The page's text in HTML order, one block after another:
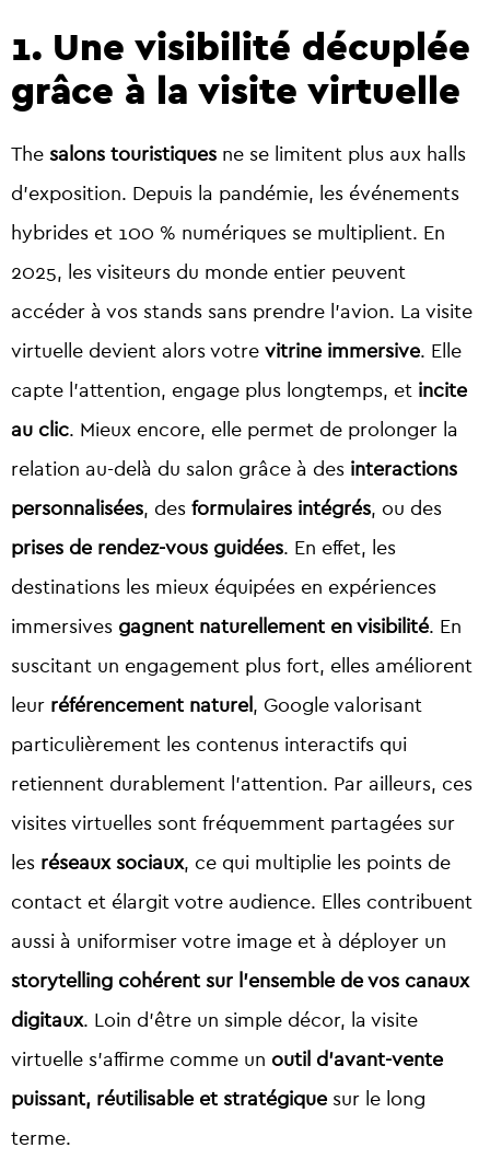
1. Une visibilité décuplée
grâce à la visite virtuelle
The salons touristiques ne se limitent plus aux halls
d’exposition. Depuis la pandémie, les événements
hybrides et 100 % numériques se multiplient. En
2025, les visiteurs du monde entier peuvent
accéder à vos stands sans prendre l’avion. La visite
virtuelle devient alors votre vitrine immersive. Elle
capte l’attention, engage plus longtemps, et incite
au clic. Mieux encore, elle permet de prolonger la
relation au-delà du salon grâce à des interactions
personnalisées, des formulaires intégrés, ou des
prises de rendez-vous guidées. En effet, les
destinations les mieux équipées en expériences
immersives gagnent naturellement en visibilité. En
suscitant un engagement plus fort, elles améliorent
leur référencement naturel , Google valorisant
particulièrement les contenus interactifs qui
retiennent durablement l’attention. Par ailleurs, ces
visites virtuelles sont fréquemment partagées sur
les réseaux sociaux, ce qui multiplie les points de
contact et élargit votre audience. Elles contribuent
aussi à uniformiser votre image et à déployer un
storytelling cohérent sur l’ensemble de vos canaux
digitaux. Loin d’être un simple décor, la visite
virtuelle s’affirme comme un outil d’avant-vente
puissant, réutilisable et stratégique sur le long
terme.